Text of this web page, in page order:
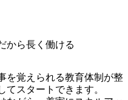
から長く働ける
を覚えられる教育体制が整
てスタートできます。